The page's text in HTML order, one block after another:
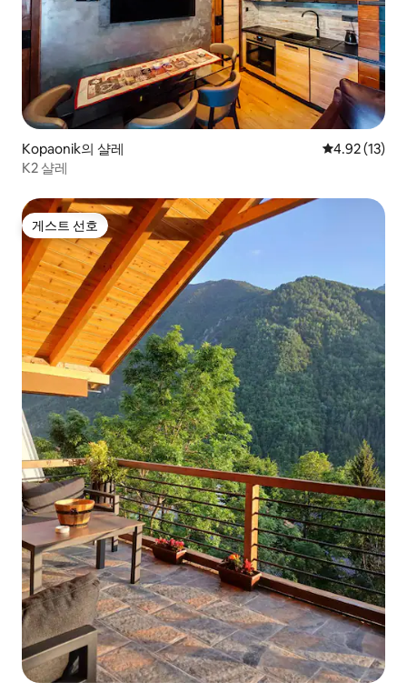
Kopaonik의 샬레 평점 4.92점
4.92 (13)
K2 샬레
게스트 선호
게스트 선호